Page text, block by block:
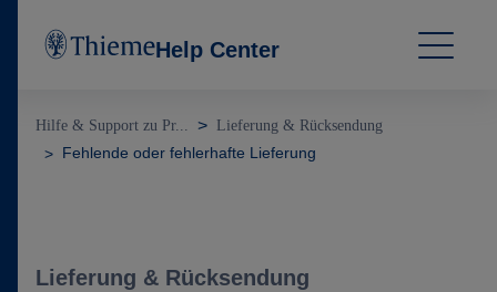
Help Center
Hilfe & Support zu Pr... Lieferung & Rücksendung
Fehlende oder fehlerhafte Lieferung
Lieferung & Rücksendung